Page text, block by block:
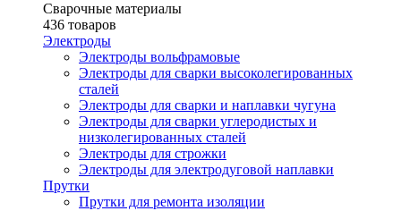
Сварочные материалы
436 товаров
Электроды
Электроды вольфрамовые
Электроды для сварки высоколегированных
сталей
Электроды для сварки и наплавки чугуна
Электроды для сварки углеродистых и
низколегированных сталей
Электроды для строжки
Электроды для электродуговой наплавки
Прутки
Прутки для ремонта изоляции